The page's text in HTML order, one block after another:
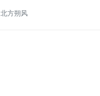
北方朔风